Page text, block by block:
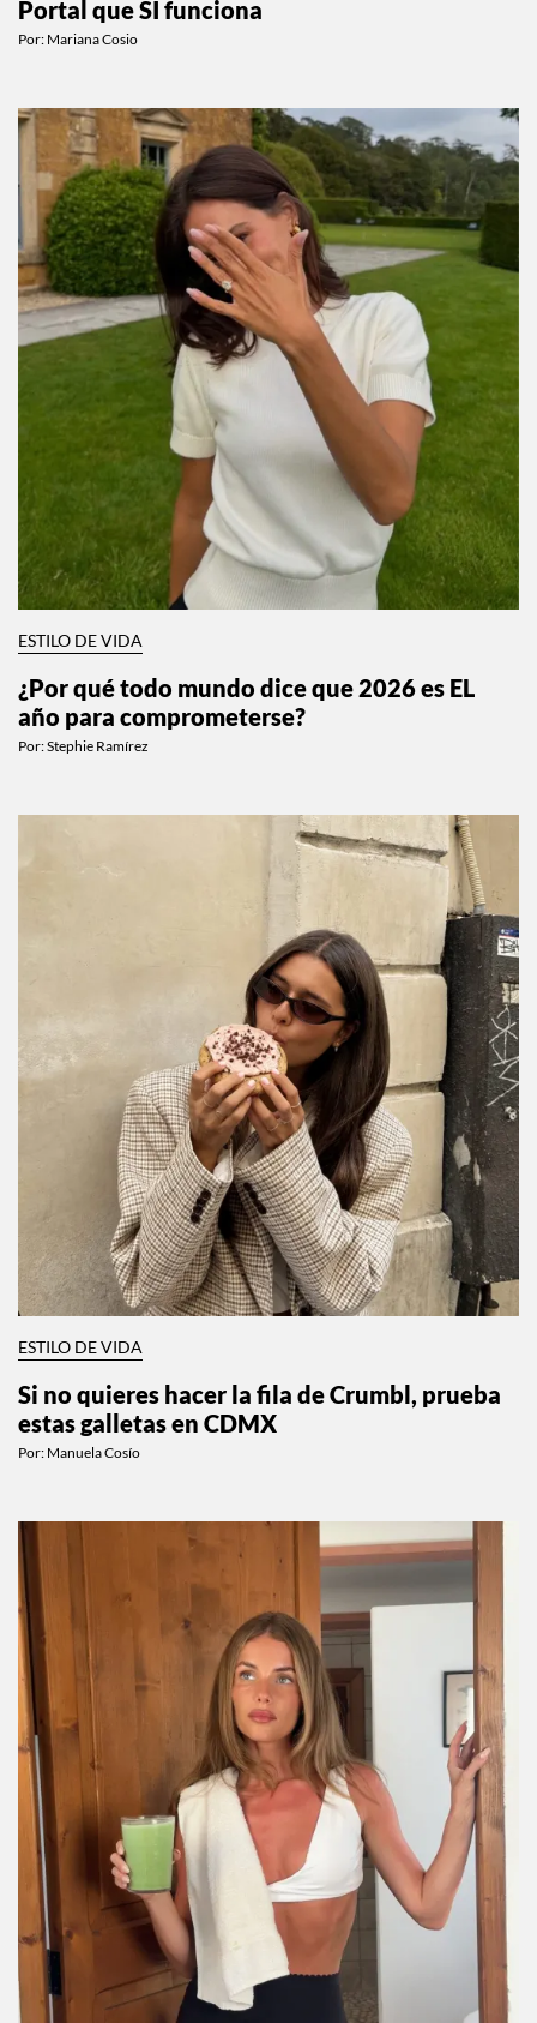
Portal que SÍ funciona
Por: Mariana Cosio
ESTILO DE VIDA
¿Por qué todo mundo dice que 2026 es EL
año para comprometerse?
Por:Stephie Ramírez
ESTILO DE VIDA
Si no quieres hacer la fila de Crumbl, prueba
estas galletas en CDMX
Por: Manuela Cosío